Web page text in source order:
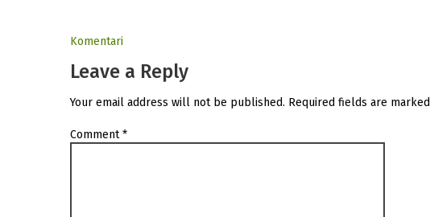
Komentari
Leave a Reply
Your email address will not be published. Required fields are marked
Comment*